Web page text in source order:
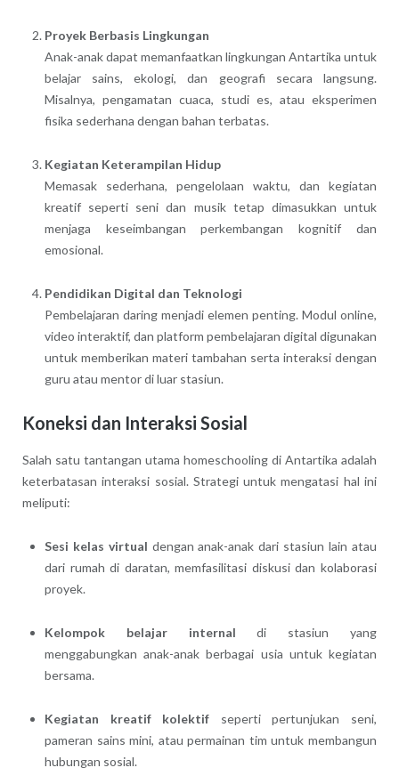
Proyek Berbasis Lingkungan
Anak-anak dapat memanfaatkan lingkungan Antartika untuk
belajar sains, ekologi, dan geografi secara langsung.
Misalnya, pengamatan cuaca, studi es, atau eksperimen
fisika sederhana dengan bahan terbatas.
Kegiatan Keterampilan Hidup
Memasak sederhana, pengelolaan waktu, dan kegiatan
kreatif seperti seni dan musik tetap dimasukkan untuk
menjaga keseimbangan perkembangan kognitif dan
emosional.
Pendidikan Digital dan Teknologi
Pembelajaran daring menjadi elemen penting. Modul online,
video interaktif, dan platform pembelajaran digital digunakan
untuk memberikan materi tambahan serta interaksi dengan
guru atau mentor di luar stasiun.
Koneksi dan Interaksi Sosial
Salah satu tantangan utama homeschooling di Antartika adalah
keterbatasan interaksi sosial. Strategi untuk mengatasi hal ini
meliputi:
Sesi kelas virtual dengan anak-anak dari stasiun lain atau
dari rumah di daratan, memfasilitasi diskusi dan kolaborasi
proyek.
Kelompok belajar internal di stasiun yang
menggabungkan anak-anak berbagai usia untuk kegiatan
bersama.
Kegiatan kreatif kolektif seperti pertunjukan seni,
pameran sains mini, atau permainan tim untuk membangun
hubungan sosial.